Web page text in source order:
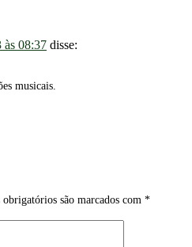
às 08:37 disse:
musicais.
obrigatórios são marcados com *